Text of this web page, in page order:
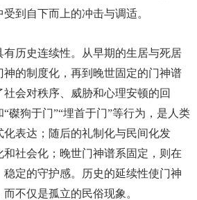
到自下而上的冲击与调适。
有历史连续性。从早期的生居与死居
神的制度化，再到晚世固定的门神谱
会对秩序、威胁和心理安顿的回
磔狗于门”“埋首于门”等行为，是人类
表达；随后的礼制化与民间化发
和社会化；晚世门神谱系固定，则在
定的守护感。历史的延续性使门神
不仅是孤立的民俗现象。